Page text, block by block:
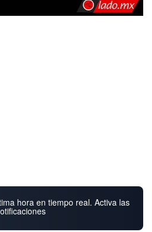
hora en tiempo real. Activa las